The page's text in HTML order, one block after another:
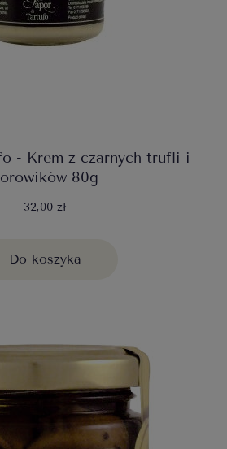
- Krem z czarnych trufli i
80g
32,00 zł
Do koszyka